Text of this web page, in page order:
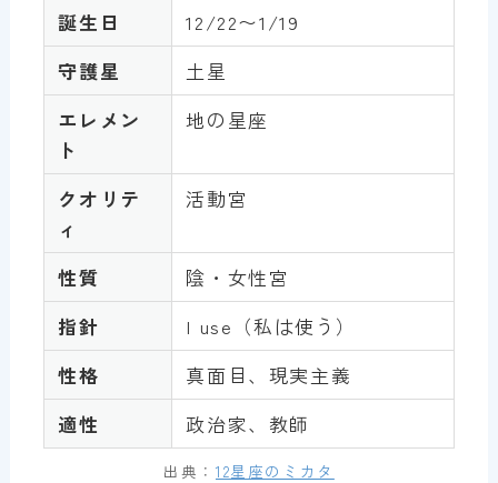
誕生日
12/22〜1/19
守護星
土星
エレメン
ト
地の星座
クオリテ
ィ
活動宮
性質
陰・女性宮
指針
I use（私は使う）
性格
真面目、現実主義
適性
政治家、教師
出典： 12星座のミカタ